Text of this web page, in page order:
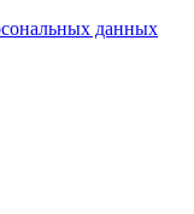
данных